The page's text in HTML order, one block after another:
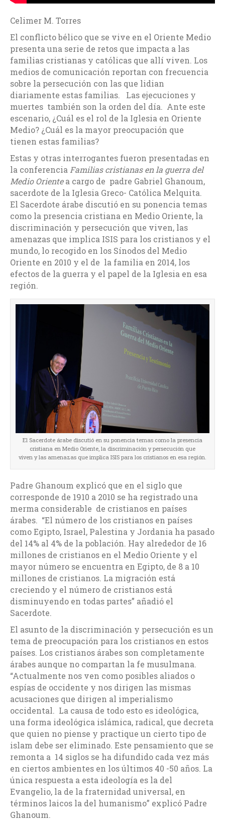
Celimer M. Torres
El conflicto bélico que se vive en el Oriente Medio
presenta una serie de retos que impacta a las
familias cristianas y católicas que allí viven. Los
medios de comunicación reportan con frecuencia
sobre la persecución con las que lidian
diariamente estas familias. Las ejecuciones y
muertes también son la orden del día. Ante este
escenario, ¿Cuál es el rol de la Iglesia en Oriente
Medio? ¿Cuál es la mayor preocupación que
tienen estas familias?
Estas y otras interrogantes fueron presentadas en
la conferencia Familias cristianas en la guerra del
Medio Orientea cargo de padre Gabriel Ghanoum,
sacerdote de la Iglesia Greco- Católica Melquita.
El Sacerdote árabe discutió en su ponencia temas
como la presencia cristiana en Medio Oriente, la
discriminación y persecución que viven, las
amenazas que implica ISIS para los cristianos y el
mundo, lo recogido en los Sínodos del Medio
Oriente en 2010 y el de la familia en 2014, los
efectos de la guerra y el papel de la Iglesia en esa
región.
El Sacerdote árabe discutió en su ponencia temas como la presencia
cristiana en Medio Oriente, la discriminación y persecución que
viven y las amenazas que implica ISIS para los cristianos en esa región.
Padre Ghanoum explicó que en el siglo que
corresponde de 1910 a 2010 se ha registrado una
merma considerable de cristianos en países
árabes. “El número de los cristianos en países
como Egipto, Israel, Palestina y Jordania ha pasado
del 14% al 4% de la población. Hay alrededor de 16
millones de cristianos en el Medio Oriente y el
mayor número se encuentra en Egipto, de 8 a 10
millones de cristianos. La migración está
creciendo y el número de cristianos está
disminuyendo en todas partes” añadió el
Sacerdote.
El asunto de la discriminación y persecución es un
tema de preocupación para los cristianos en estos
países. Los cristianos árabes son completamente
árabes aunque no compartan la fe musulmana.
“Actualmente nos ven como posibles aliados o
espías de occidente y nos dirigen las mismas
acusaciones que dirigen al imperialismo
occidental. La causa de todo esto es ideológica,
una forma ideológica islámica, radical, que decreta
que quien no piense y practique un cierto tipo de
islam debe ser eliminado. Este pensamiento que se
remonta a 14 siglos se ha difundido cada vez más
en ciertos ambientes en los últimos 40 -50 años. La
única respuesta a esta ideología es la del
Evangelio, la de la fraternidad universal, en
términos laicos la del humanismo” explicó Padre
Ghanoum.